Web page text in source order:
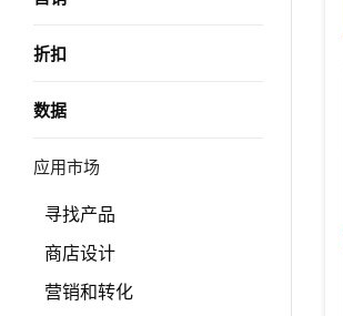
折扣
数据
应用市场
寻找产品
商店设计
营销和转化